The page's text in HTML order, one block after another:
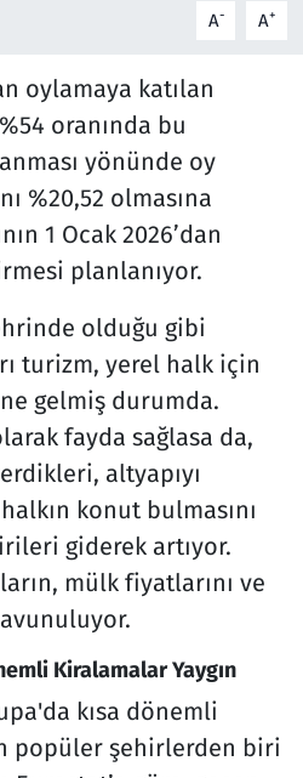
A- A+
oylamaya katılan
oranında bu
yönünde oy
%20,52 olmasına
1 Ocak 2026’dan
planlanıyor.
olduğu gibi
turizm, yerel halk için
gelmiş durumda.
fayda sağlasa da,
altyapıyı
konut bulmasını
giderek artıyor.
mülk fiyatlarını ve
Kiralamalar Yaygın
kısa dönemli
popüler şehirlerden biri